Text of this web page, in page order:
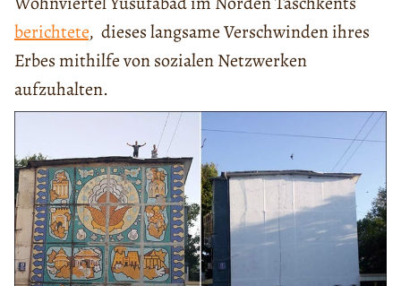
berichtete, dieses langsame Verschwinden ihres
Erbes mithilfe von sozialen Netzwerken
aufzuhalten.